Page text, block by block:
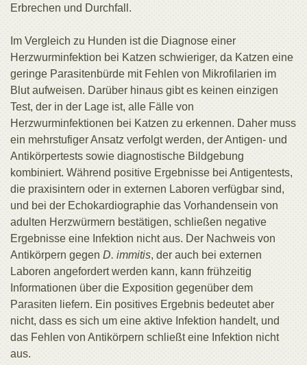
Erbrechen und Durchfall.
Im Vergleich zu Hunden ist die Diagnose einer
Herzwurminfektion bei Katzen schwieriger, da Katzen eine
geringe Parasitenbürde mit Fehlen von Mikrofilarien im
Blut aufweisen. Darüber hinaus gibt es keinen einzigen
Test, der in der Lage ist, alle Fälle von
Herzwurminfektionen bei Katzen zu erkennen. Daher muss
ein mehrstufiger Ansatz verfolgt werden, der Antigen- und
Antikörpertests sowie diagnostische Bildgebung
kombiniert. Während positive Ergebnisse bei Antigentests,
die praxisintern oder in externen Laboren verfügbar sind,
und bei der Echokardiographie das Vorhandensein von
adulten Herzwürmern bestätigen, schließen negative
Ergebnisse eine Infektion nicht aus. Der Nachweis von
Antikörpern gegen D. immitis, der auch bei externen
Laboren angefordert werden kann, kann frühzeitig
Informationen über die Exposition gegenüber dem
Parasiten liefern. Ein positives Ergebnis bedeutet aber
nicht, dass es sich um eine aktive Infektion handelt, und
das Fehlen von Antikörpern schließt eine Infektion nicht
aus.